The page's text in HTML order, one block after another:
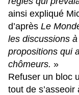
ainsi expliqué
d’après Le
les discussions
propositions qui
chômeurs. »
Refuser un bloc
tout de